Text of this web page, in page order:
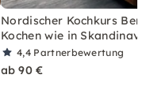
Nordischer Kochkurs
Kochen wie in
4,4 Partnerbewertung
ab 90 €